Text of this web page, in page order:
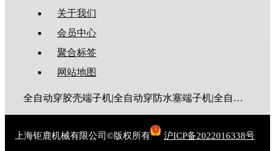
关于我们
会员中心
聚合标签
网站地图
全自动穿胶壳端子机|全自动穿防水塞端子机|全自动穿热缩管端子机|全自动穿护套端子机|全自动穿号码管端子机|全自动端子机|全自动穿防水栓端子机|端子压着机|端子压接机|静音端子机|多芯线端子机|护套线端子机|全自动排线端子机|新能源大平方压接机|电脑剥线机|自动剥线机|裁线机|剥线机
上海钜鹿机械有限公司©版权所有 沪ICP备2022016338号